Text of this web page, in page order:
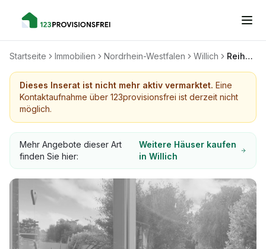
Startseite Immobilien Nordrhein-Westfalen Willich Reihenbungalow in Willich Schiefbahn
Dieses Inserat ist nicht mehr aktiv vermarktet. Eine
Kontaktaufnahme über 123provisionsfrei ist derzeit nicht
möglich.
Mehr Angebote dieser Art
finden Sie hier:
Weitere Häuser kaufen
in Willich